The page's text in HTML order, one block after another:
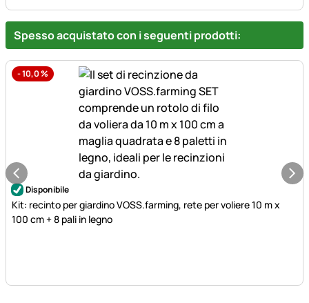
Spesso acquistato con i seguenti prodotti:
-10,0%
Disponibile
Kit: recinto per giardino VOSS.farming, rete per voliere 10 m x
100 cm + 8 pali in legno